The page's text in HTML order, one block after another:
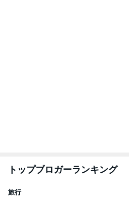
トップブロガーランキング
旅行